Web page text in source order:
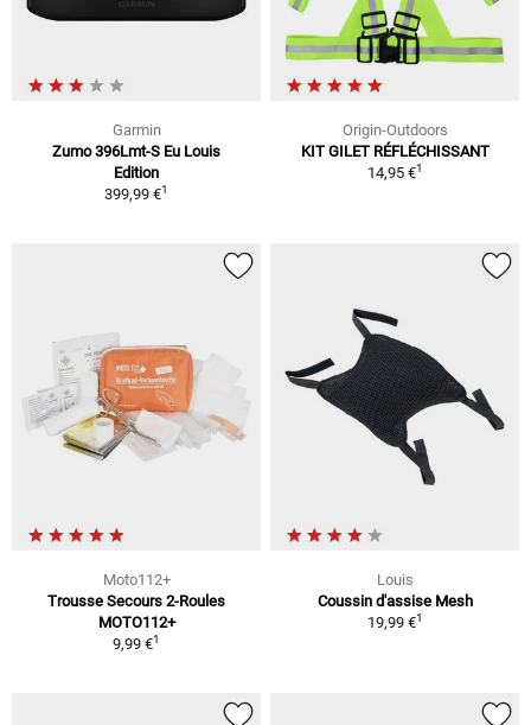
Garmin
Zumo 396Lmt-S Eu Louis
Edition
399,99 €1
Origin-Outdoors
KIT GILET RÉFLÉCHISSANT
14,95 €1
Moto112+
Trousse Secours 2-Roules
MOTO112+
9,99 €1
Louis
Coussin d'assise Mesh
19,99 €1